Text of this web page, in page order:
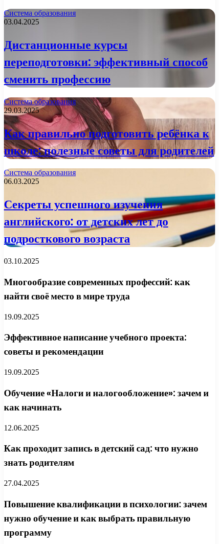
Система образования
03.04.2025
Дистанционные курсы
переподготовки: эффективный способ
сменить профессию
Система образования
29.03.2025
Как правильно подготовить ребёнка к
школе: полезные советы для родителей
Система образования
06.03.2025
Секреты успешного изучения
английского: от детских лет до
подросткового возраста
03.10.2025
Многообразие современных профессий: как
найти своё место в мире труда
19.09.2025
Эффективное написание учебного проекта:
советы и рекомендации
19.09.2025
Обучение «Налоги и налогообложение»: зачем и
как начинать
12.06.2025
Как проходит запись в детский сад: что нужно
знать родителям
27.04.2025
Повышение квалификации в психологии: зачем
нужно обучение и как выбрать правильную
программу